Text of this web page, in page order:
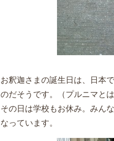
お釈迦さまの誕生日は、日本
のだそうです。（プルニマと
その日は学校もお休み。みん
なっています。